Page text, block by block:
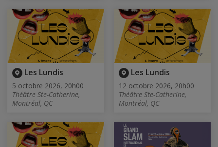
Les Lundis
5 octobre 2026, 20h00
Théâtre Ste-Catherine,
Montréal, QC
Les Lundis
12 octobre 2026, 20h00
Théâtre Ste-Catherine,
Montréal, QC